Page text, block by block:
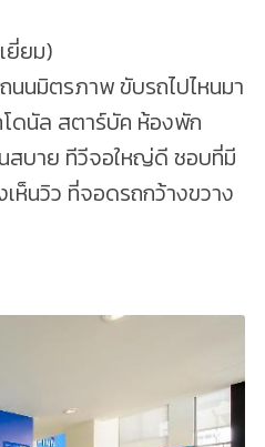
ยี่ยม)
นนมิตรภาพ ขับรถไปไหนมา
ดนัล สตาร์บัค ห้องพัก
สบาย ทีวีจอใหญ่ดี ชอบที่มี
ห็นวิว ที่จอดรถกว้างขวาง